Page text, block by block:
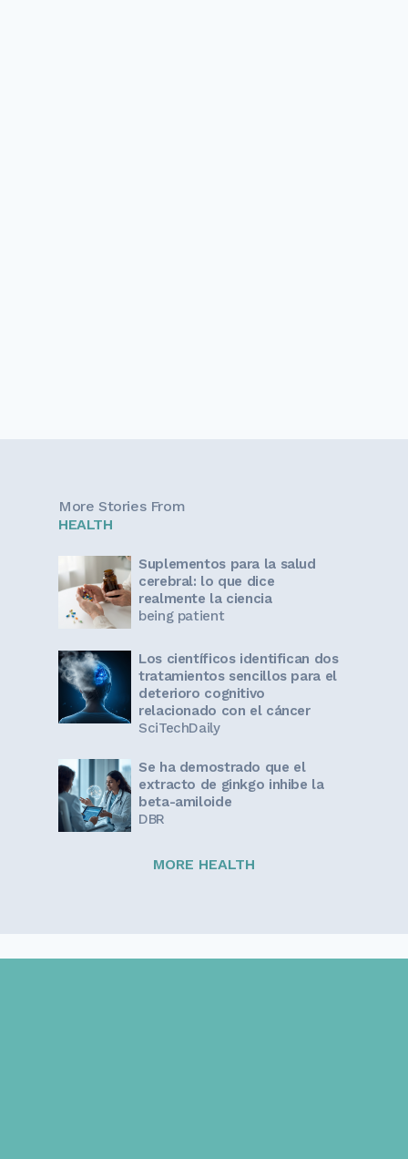
More Stories From
HEALTH
Suplementos para la salud
cerebral: lo que dice
realmente la ciencia
being patient
Los científicos identifican dos
tratamientos sencillos para el
deterioro cognitivo
relacionado con el cáncer
SciTechDaily
Se ha demostrado que el
extracto de ginkgo inhibe la
beta-amiloide
DBR
MORE HEALTH